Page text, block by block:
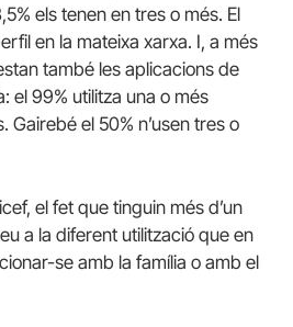
els tenen en tres o més. El
en la mateixa xarxa. I, a més
també les aplicacions de
el 99% utilitza una o més
Gairebé el 50% n’usen tres o
el fet que tinguin més d’un
a la diferent utilització que en
se amb la família o amb el